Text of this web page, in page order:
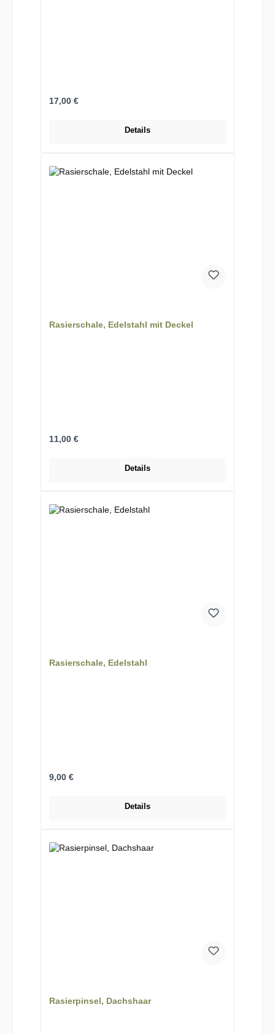
Regulärer Preis:
17,00 €
Details
Rasierschale, Edelstahl mit Deckel
Regulärer Preis:
11,00 €
Details
Rasierschale, Edelstahl
Regulärer Preis:
9,00 €
Details
Rasierpinsel, Dachshaar